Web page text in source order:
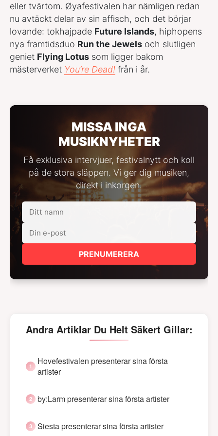
eller tvärtom. Øyafestivalen har nämligen redan
nu avtäckt delar av sin affisch, och det börjar
lovande: tokhajpade Future Islands, hiphopens
nya framtidsduo Run the Jewels och slutligen
geniet Flying Lotus som ligger bakom
mästerverket You’re Dead! från i år.
MISSA INGA
MUSIKNYHETER
Få exklusiva intervjuer, festivalnytt och koll
på de stora släppen. Vi ger dig musiken,
direkt i inkorgen.
PRENUMERERA
Andra Artiklar Du Helt Säkert Gillar:
Hovefestivalen presenterar sina första
artister
by:Larm presenterar sina första artister
Siesta presenterar sina första artister